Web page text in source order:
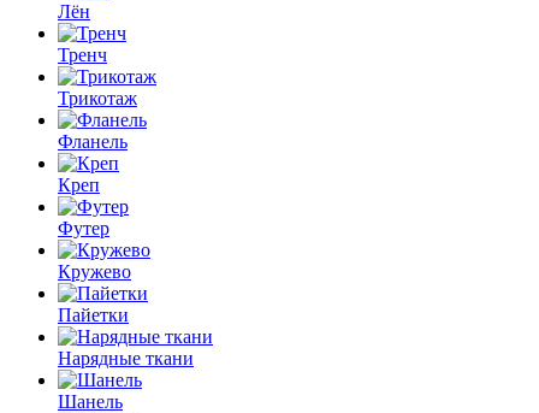
Лён
Тренч
Трикотаж
Фланель
Креп
Футер
Кружево
Пайетки
Нарядные ткани
Шанель